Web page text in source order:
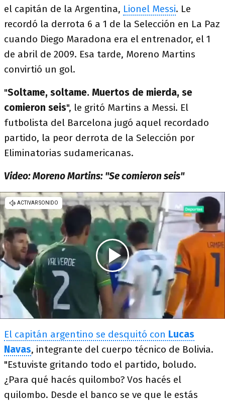
el capitán de la Argentina, Lionel Messi. Le
recordó la derrota 6 a 1 de la Selección en La Paz
cuando Diego Maradona era el entrenador, el 1
de abril de 2009. Esa tarde, Moreno Martins
convirtió un gol.
"Soltame, soltame. Muertos de mierda, se
comieron seis", le gritó Martins a Messi. El
futbolista del Barcelona jugó aquel recordado
partido, la peor derrota de la Selección por
Eliminatorias sudamericanas.
Video: Moreno Martins: "Se comieron seis"
El capitán argentino se desquitó con Lucas
Navas, integrante del cuerpo técnico de Bolivia.
"Estuviste gritando todo el partido, boludo.
¿Para qué hacés quilombo? Vos hacés el
quilombo. Desde el banco se ve que le estás